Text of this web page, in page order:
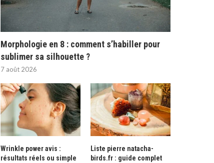
Morphologie en 8 : comment s’habiller pour
sublimer sa silhouette ?
7 août 2026
Wrinkle power avis :
résultats réels ou simple
Liste pierre natacha-
birds.fr : guide complet